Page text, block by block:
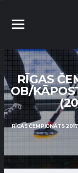
RĪGAS
OB/
RĪGAS ČEMPIONĀTS